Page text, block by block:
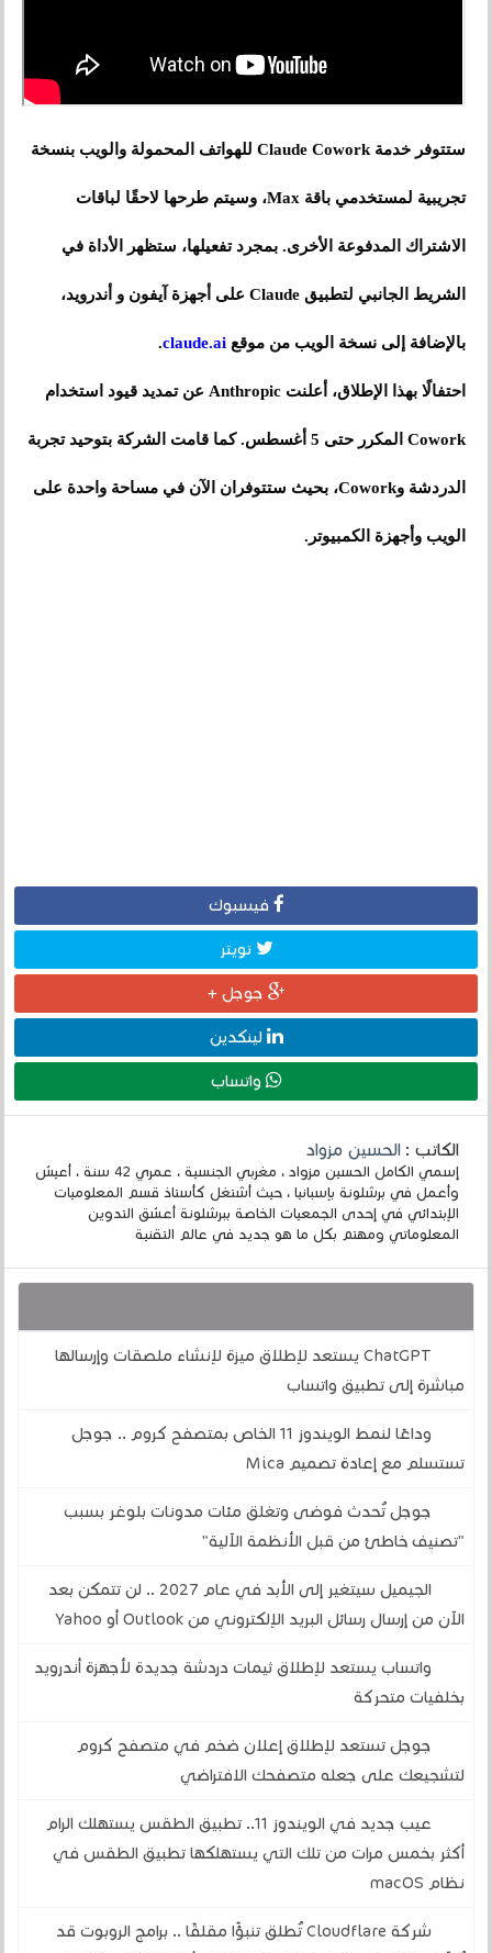
ستتوفر خدمة Claude Cowork للهواتف المحمولة والويب بنسخة
تجريبية لمستخدمي باقة Max، وسيتم طرحها لاحقًا لباقات
الاشتراك المدفوعة الأخرى. بمجرد تفعيلها، ستظهر الأداة في
الشريط الجانبي لتطبيق Claude على أجهزة آيفون و أندرويد،
بالإضافة إلى نسخة الويب من موقعclaude.ai
.
احتفالًا بهذا الإطلاق، أعلنت Anthropic عن تمديد قيود استخدام
Cowork المكرر حتى 5 أغسطس. كما قامت الشركة بتوحيد تجربة
الدردشة وCowork، بحيث ستتوفران الآن في مساحة واحدة على
الويب وأجهزة الكمبيوتر.
فيسبوك
تويتر
جوجل +
لينكدين
واتساب
الكاتب :الحسين مزواد
إسمي الكامل الحسين مزواد ، مغربي الجنسية ، عمري 42 سنة ، أعيش
وأعمل في برشلونة بإسبانيا ، حيث أشتغل كأستاذ قسم المعلوميات
الإبتدائي في إحدى الجمعيات الخاصة ببرشلونة أعشق التدوين
المعلوماتي ومهتم بكل ما هو جديد في عالم التقنية
ChatGPT يستعد لإطلاق ميزة لإنشاء ملصقات وإرسالها
مباشرة إلى تطبيق واتساب
وداعًا لنمط الويندوز 11 الخاص بمتصفح كروم .. جوجل
تستسلم مع إعادة تصميم Mica
جوجل تُحدث فوضى وتغلق مئات مدونات بلوغر بسبب
"تصنيف خاطئ من قبل الأنظمة الآلية"
الجيميل سيتغير إلى الأبد في عام 2027 .. لن تتمكن بعد
الآن من إرسال رسائل البريد الإلكتروني من Outlook أو Yahoo
واتساب يستعد لإطلاق ثيمات دردشة جديدة لأجهزة أندرويد
بخلفيات متحركة
جوجل تستعد لإطلاق إعلان ضخم في متصفح كروم
لتشجيعك على جعله متصفحك الافتراضي
عيب جديد في الويندوز 11.. تطبيق الطقس يستهلك الرام
أكثر بخمس مرات من تلك التي يستهلكها تطبيق الطقس في
نظام macOS
شركة Cloudflare تُطلق تنبؤًا مقلقًا .. برامج الروبوت قد